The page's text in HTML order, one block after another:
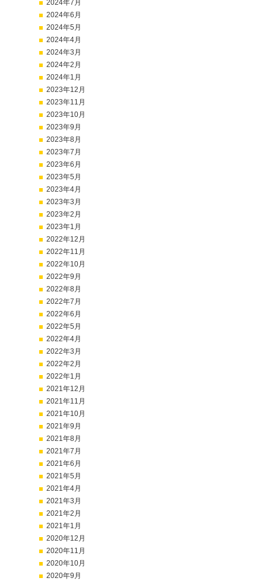
2024年7月
2024年6月
2024年5月
2024年4月
2024年3月
2024年2月
2024年1月
2023年12月
2023年11月
2023年10月
2023年9月
2023年8月
2023年7月
2023年6月
2023年5月
2023年4月
2023年3月
2023年2月
2023年1月
2022年12月
2022年11月
2022年10月
2022年9月
2022年8月
2022年7月
2022年6月
2022年5月
2022年4月
2022年3月
2022年2月
2022年1月
2021年12月
2021年11月
2021年10月
2021年9月
2021年8月
2021年7月
2021年6月
2021年5月
2021年4月
2021年3月
2021年2月
2021年1月
2020年12月
2020年11月
2020年10月
2020年9月